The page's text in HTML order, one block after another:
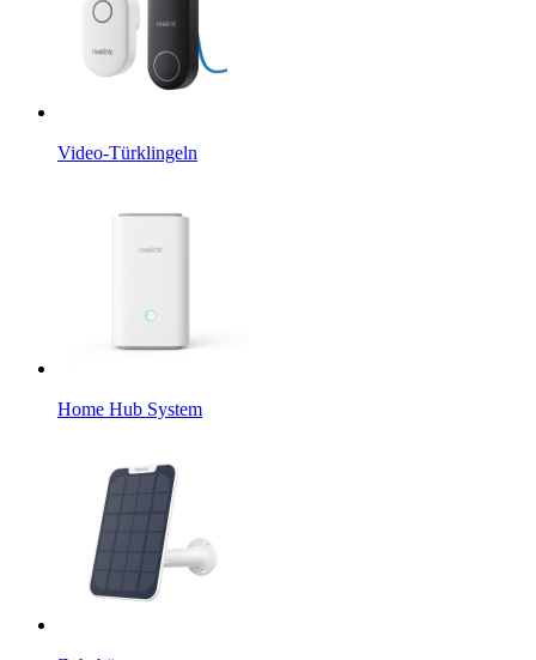
Video-Türklingeln
Home Hub System